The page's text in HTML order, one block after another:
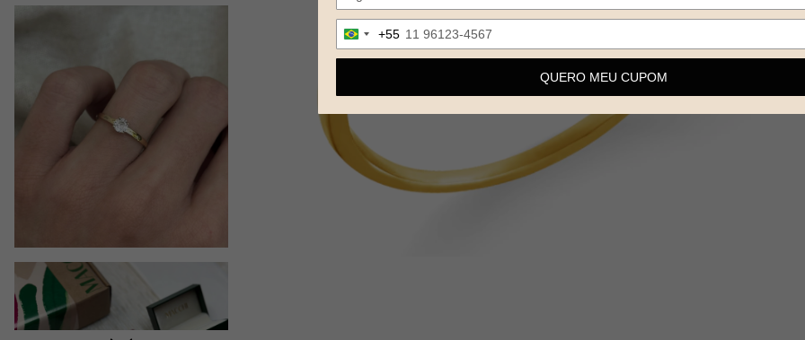
seu
Digite
seu
Brazil
+55
+55
QUERO MEU CUPOM